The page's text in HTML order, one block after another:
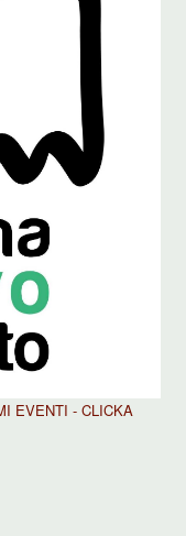
EVENTI - CLICKA